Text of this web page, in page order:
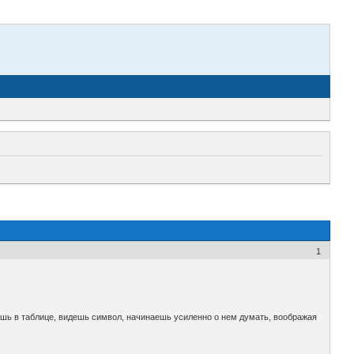
1
в таблице, видешь символ, начинаешь усиленно о нем думать, воображая